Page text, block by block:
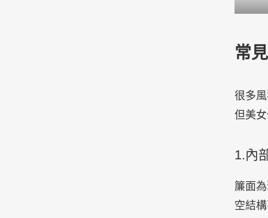
常
很多
但美
1.內
簾面
空結